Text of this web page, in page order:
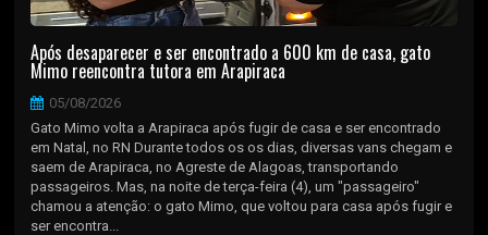
Após desaparecer e ser encontrado a 600 km de casa, gato
Mimo reencontra tutora em Arapiraca
05/08/2026
Gato Mimo volta a Arapiraca após fugir de casa e ser encontrado
em Natal, no RN Durante todos os os dias, diversas vans chegam e
saem de Arapiraca, no Agreste de Alagoas, transportando
passageiros. Mas, na noite de terça-feira (4), um "passageiro"
chamou a atenção: o gato Mimo, que voltou para casa após fugir e
ser encontra...